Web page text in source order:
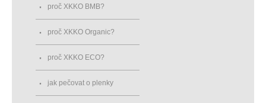
proč XKKO BMB?
proč XKKO Organic?
proč XKKO ECO?
jak pečovat o plenky